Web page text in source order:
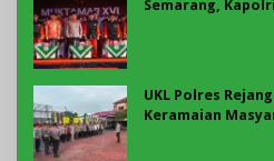
Semarang,
UKL Polres
Keramaian